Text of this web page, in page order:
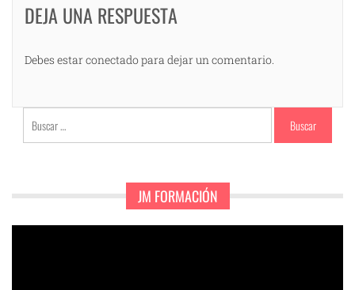
DEJA UNA RESPUESTA
Debes estar conectado para dejar un comentario.
Buscar:
JM FORMACIÓN